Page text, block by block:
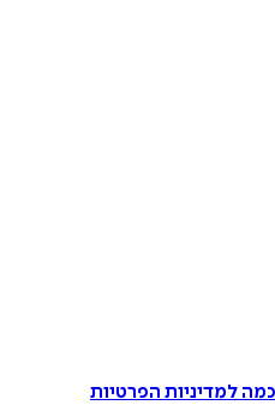
למדיניות הפרטיות